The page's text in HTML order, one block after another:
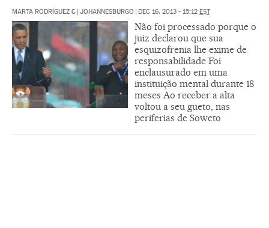
MARTA RODRÍGUEZ C | JOHANNESBURGO | DEC 16, 2013 - 15:12 EST
Não foi processado porque o
juiz declarou que sua
esquizofrenia lhe exime de
responsabilidade Foi
enclausurado em uma
instituição mental durante 18
meses Ao receber a alta
voltou a seu gueto, nas
periferias de Soweto